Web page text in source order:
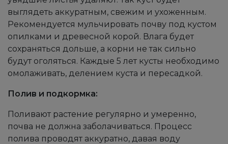
выглядеть аккуратным, свежим и ухоженным.
Рекомендуется мульчировать почву под кустом
опилками и древесной корой. Влага будет
сохраняться дольше, а корни не так сильно
будут оголяться. Каждые 5 лет кусты необходимо
омолаживать, делением куста и пересадкой.
Полив и подкормка:
Поливают растение регулярно и умеренно,
почва не должна заболачиваться. Процесс
полива проводят аккуратно, давая воду